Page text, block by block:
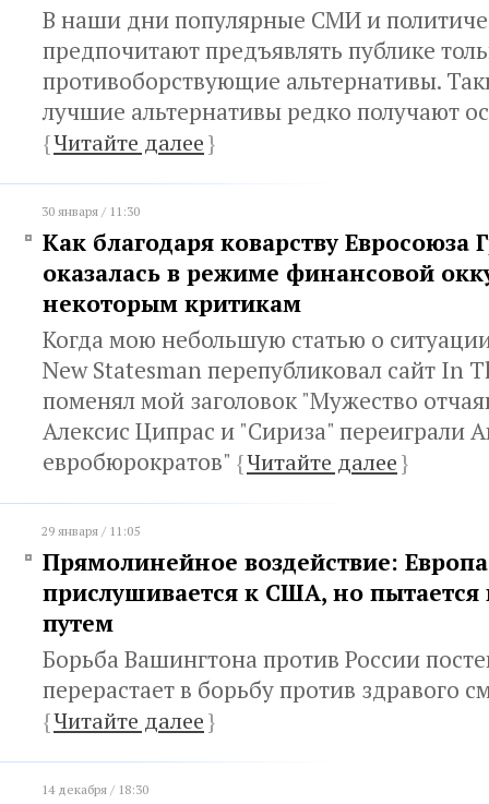
В наши дни популярные СМИ и
предпочитают предъявлять публике
противоборствующие альтернативы.
лучшие альтернативы редко получают
{Читайте далее}
30 января / 11:30
Как благодаря коварству Евросоюза
оказалась в режиме финансовой
некоторым критикам
Когда мою небольшую статью о
New Statesman перепубликовал сайт In
поменял мой заголовок "Мужество
Алексис Ципрас и "Сириза" переиграли
евробюрократов" {Читайте далее}
29 января / 11:05
Прямолинейное воздействие:
прислушивается к США, но пытается
путем
Борьба Вашингтона против России
перерастает в борьбу против здравого
{Читайте далее}
14 декабря / 18:30